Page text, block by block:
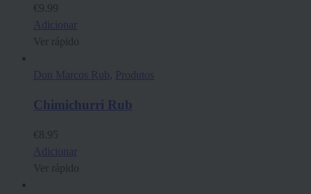
€ 9.99
Adicionar
Ver rápido
Don Marcos Rub, Produtos
Chimichurri Rub
€ 8.95
Adicionar
Ver rápido